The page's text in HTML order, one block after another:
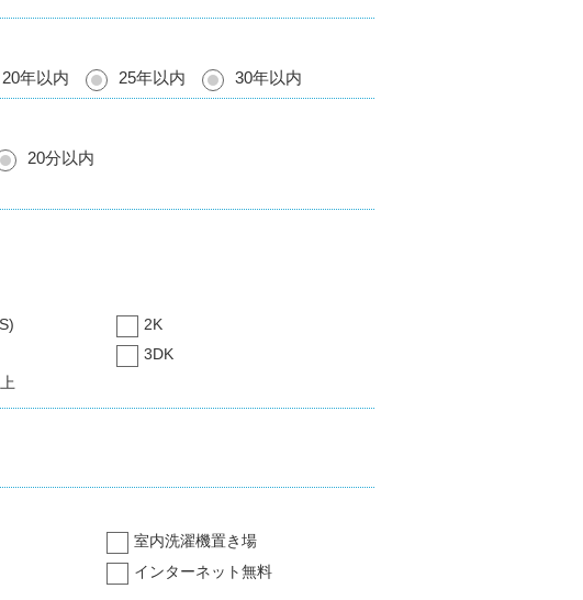
20年以内 25年以内 30年以内
20分以内
2K
3DK
室内洗濯機置き場
インターネット無料